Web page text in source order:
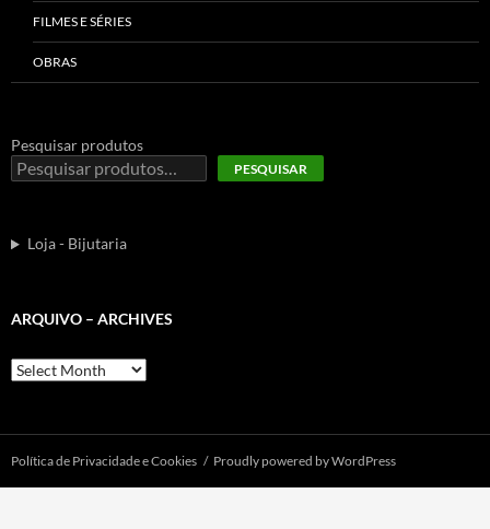
FILMES E SÉRIES
OBRAS
Pesquisar produtos
PESQUISAR
Loja - Bijutaria
ARQUIVO – ARCHIVES
Arquivo
–
Polí­tica de Privacidade e Cookies Proudly powered by WordPress